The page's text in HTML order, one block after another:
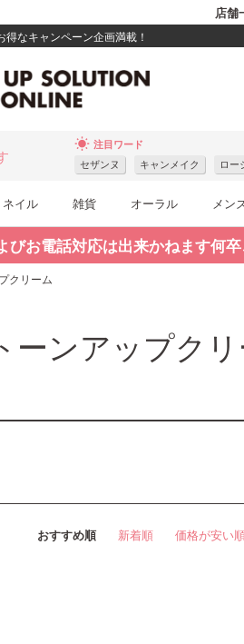
店舗
なキャンペーン企画満載！
wb_sunny 注目ワード
セザンヌ キャンメイク ロー
イル 雑貨 オーラル メン
お電話対応は出来かねます何
クリーム
ンアップクリ
おすすめ順 新着順 価格が安い